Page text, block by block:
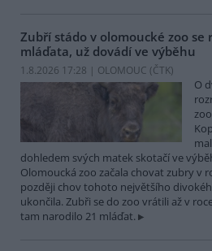
Zubří stádo v olomoucké zoo se
mláďata, už dovádí ve výběhu
1.8.2026 17:28 | OLOMOUC (ČTK)
O
dohledem svých matek skotačí ve
Olomoucká zoo začala chovat zubry v
později chov tohoto největšího
ukončila. Zubři se do zoo vrátili až v
tam narodilo 21 mláďat.